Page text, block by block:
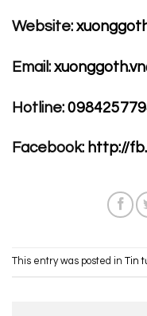
Website:
Email:
Hotline:
Facebook: http://
This entry was posted in Tin